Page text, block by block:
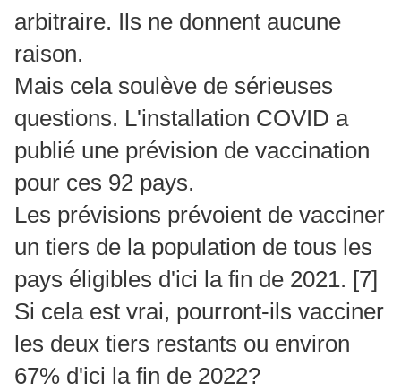
arbitraire. Ils ne donnent aucune
raison.
Mais cela soulève de sérieuses
questions. L'installation COVID a
publié une prévision de vaccination
pour ces 92 pays.
Les prévisions prévoient de vacciner
un tiers de la population de tous les
pays éligibles d'ici la fin de 2021. [7]
Si cela est vrai, pourront-ils vacciner
les deux tiers restants ou environ
67% d'ici la fin de 2022?